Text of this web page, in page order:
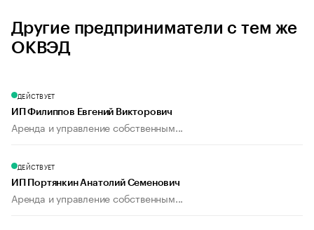
Другие предприниматели с тем же
ОКВЭД
ДЕЙСТВУЕТ
ИП Филиппов Евгений Викторович
Аренда и управление собственным...
ДЕЙСТВУЕТ
ИП Портянкин Анатолий Семенович
Аренда и управление собственным...